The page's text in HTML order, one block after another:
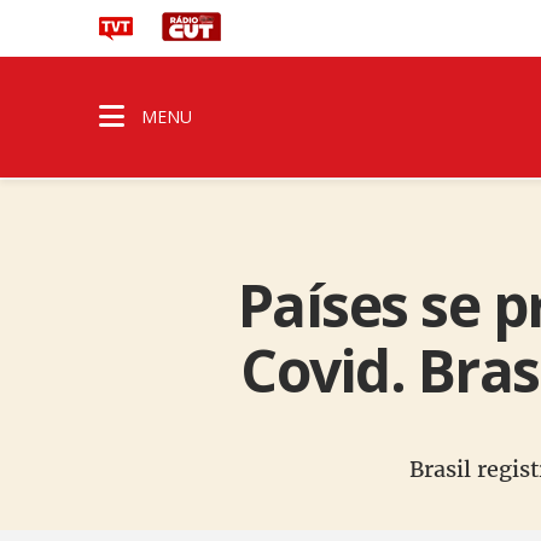
MENU
Países se
Covid.
Brasil